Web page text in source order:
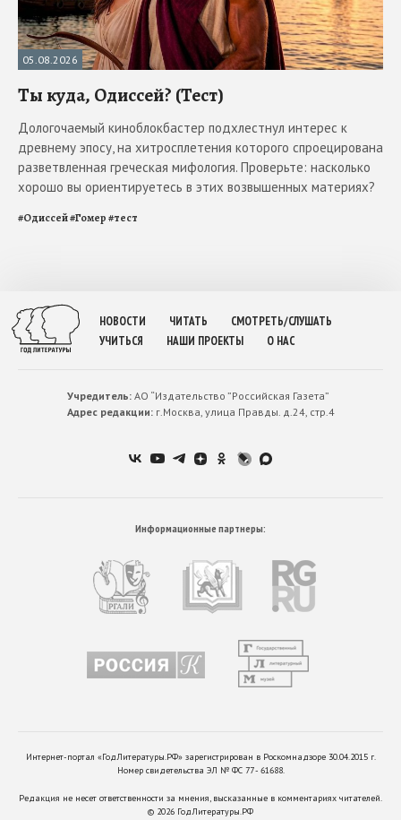
05.08.2026
Ты куда, Одиссей? (Тест)
Дологочаемый киноблокбастер подхлестнул интерес к
древнему эпосу, на хитросплетения которого спроецирована
разветвленная греческая мифология. Проверьте: насколько
хорошо вы ориентируетесь в этих возвышенных материях?
#Одиссей#Гомер#тест
НОВОСТИ ЧИТАТЬ
СМОТРЕТЬ/СЛУШАТЬ
УЧИТЬСЯ
НАШИ ПРОЕКТЫ О НАС
Учредитель:АО “Издательство ”Российская Газета”
Адрес редакции:г.Москва, улица Правды. д.24, стр.4
Информационные партнеры:
Интернет-портал «ГодЛитературы.РФ» зарегистрирован в Роскомнадзоре 30.04.2015 г.
Номер свидетельства ЭЛ № ФС 77 - 61688.
Редакция не несет ответственности за мнения, высказанные в комментариях читателей.
© 2026 ГодЛитературы.РФ